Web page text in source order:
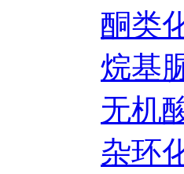
酮类
烷基
无机
杂环